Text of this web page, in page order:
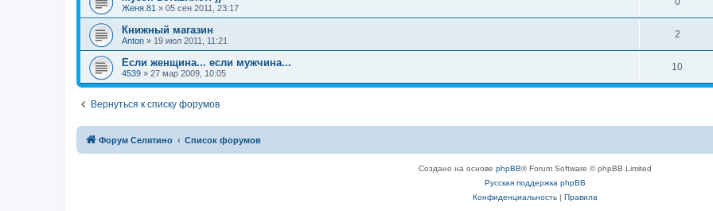
Женя.81 » 05 сен 2011, 23:17
Книжный магазин
Anton » 19 июл 2011, 11:21
2
Если женщина... если мужчина...
4539 » 27 мар 2009, 10:05
10
Вернуться к списку форумов
Форум Селятино Список форумов
Создано на основе phpBB® Forum Software © phpBB Limited
Русская поддержка phpBB
Конфиденциальность| Правила